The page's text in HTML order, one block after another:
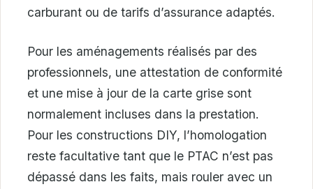
carburant ou de tarifs d’assurance adaptés.
Pour les aménagements réalisés par des
professionnels, une attestation de conformité
et une mise à jour de la carte grise sont
normalement incluses dans la prestation.
Pour les constructions DIY, l’homologation
reste facultative tant que le PTAC n’est pas
dépassé dans les faits, mais rouler avec un